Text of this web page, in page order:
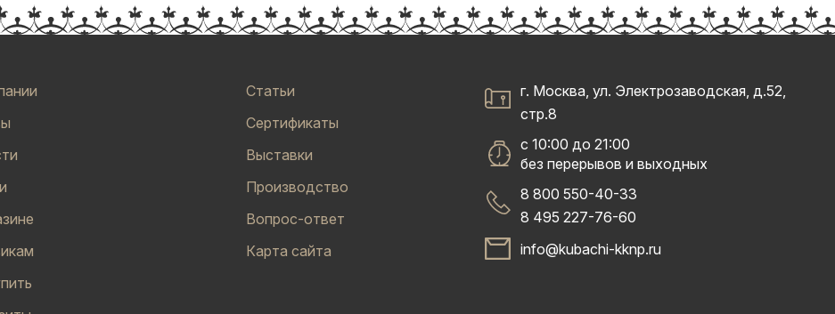
Статьи
Сертификаты
Выставки
Производство
Вопрос-ответ
Карта сайта
г. Москва, ул. Электрозаводская, д.52,
стр.8
с 10:00 до 21:00
без перерывов и выходных
8 800 550-40-33
8 495 227-76-60
info@kubachi-kknp.ru